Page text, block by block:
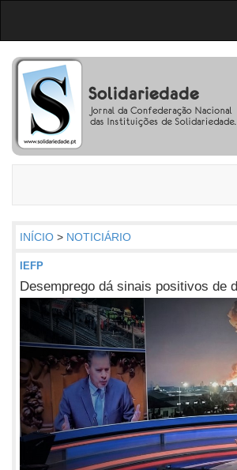
INÍCIO > NOTICIÁRIO
IEFP
Desemprego dá sinais positivos de